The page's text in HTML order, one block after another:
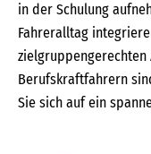
in der Schulung
Fahreralltag
Berufskraftfahrern
Sie sich auf ein